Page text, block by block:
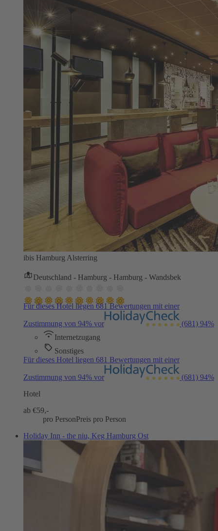
ibis Hamburg Alsterring
Deutschland - Hamburg - Hamburg - Wandsbek
Für dieses Hotel liegen 681 Bewertungen mit einer
Zustimmung von 94% vor (681) 94%
Internetzugang
Sonstiges
Für dieses Hotel liegen 681 Bewertungen mit einer
Zustimmung von 94% vor (681) 94%
Hotel
ab €59,-
pro PersonPreis pro Person
Holiday Inn - the niu, Keg Hamburg Ost